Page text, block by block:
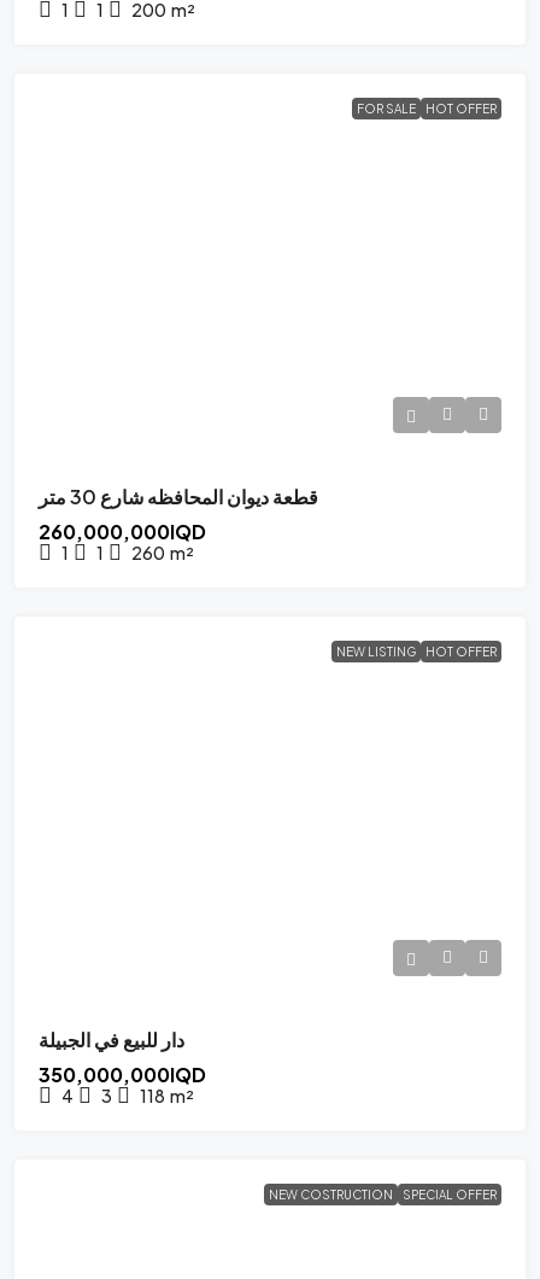
1 1 200 m²
FOR SALE HOT OFFER
قطعة ديوان المحافظه شارع 30 متر
260,000,000IQD
1 1 260 m²
NEW LISTING HOT OFFER
دار للبيع في الجبيلة
350,000,000IQD
4 3 118 m²
NEW COSTRUCTION SPECIAL OFFER